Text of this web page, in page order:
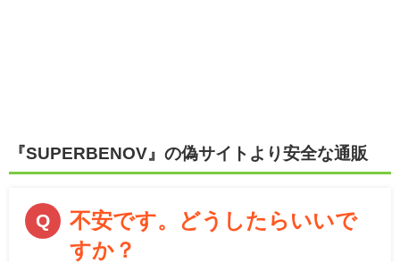
『SUPERBENOV』の偽サイトより安全な通販
不安です。どうしたらいいで
すか？